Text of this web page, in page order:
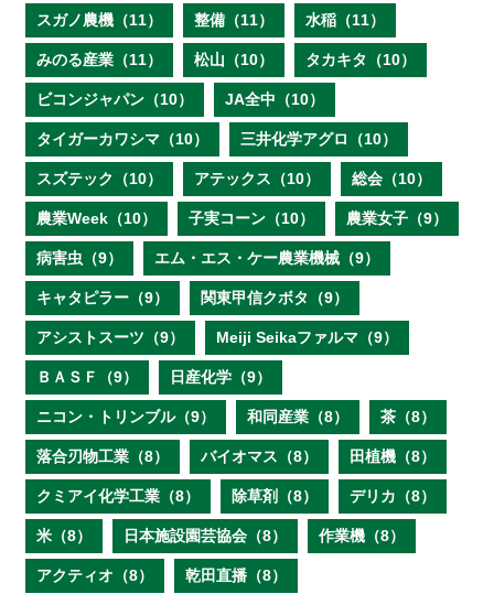
スガノ農機（11） 整備（11） 水稲（11）
みのる産業（11） 松山（10） タカキタ（10）
ビコンジャパン（10） JA全中（10）
タイガーカワシマ（10） 三井化学アグロ（10）
スズテック（10） アテックス（10） 総会（10）
農業Week（10） 子実コーン（10） 農業女子（9）
病害虫（9） エム・エス・ケー農業機械（9）
キャタピラー（9） 関東甲信クボタ（9）
アシストスーツ（9） Meiji Seikaファルマ（9）
ＢＡＳＦ（9） 日産化学（9）
ニコン・トリンブル（9） 和同産業（8） 茶（8）
落合刃物工業（8） バイオマス（8） 田植機（8）
クミアイ化学工業（8） 除草剤（8） デリカ（8）
米（8） 日本施設園芸協会（8） 作業機（8）
アクティオ（8） 乾田直播（8）